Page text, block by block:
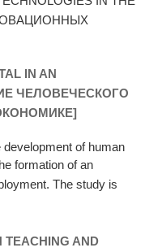
IN AN
ЧЕЛОВЕЧЕСКОГО
of human
formation of an
The study is
TEACHING AND